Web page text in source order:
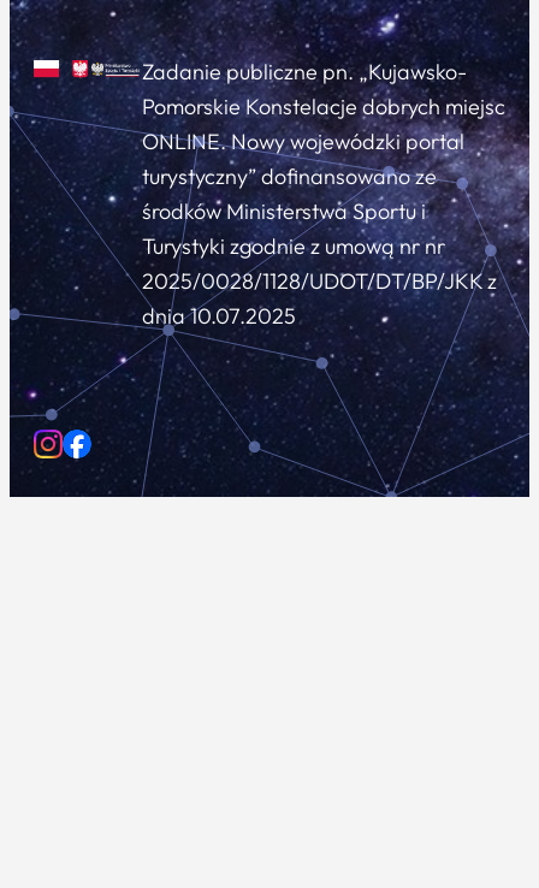
Zadanie publiczne pn. „Kujawsko-
Pomorskie Konstelacje dobrych miejsc
ONLINE. Nowy wojewódzki portal
turystyczny” dofinansowano ze
środków Ministerstwa Sportu i
Turystyki zgodnie z umową nr nr
2025/0028/1128/UDOT/DT/BP/JKK z
dnia 10.07.2025